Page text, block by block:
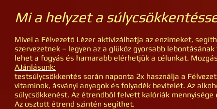
Mi a helyzet a
Mivel a Félvezető Lézer aktivizálhatja az enzimeket,
szervezetnek – legyen az a glükóz gyorsabb
lehet a fogyás és hamarabb elérhetjük a célunkat.
AJánlásunk:
testsúlycsökkentés során naponta 2x használja a
vitaminok, ásványi anyagok és folyadék bevitelét. Az
súlycsökkenést. Az étrendből felvett kalóriák
Az osztott étrend szintén segíthet.